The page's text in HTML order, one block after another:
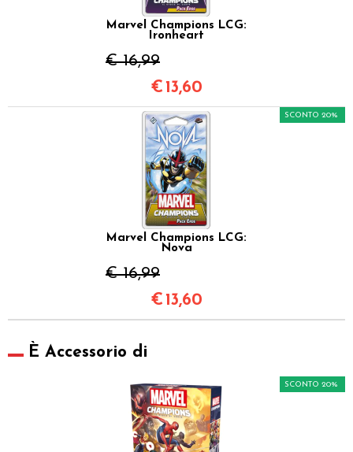
Marvel Champions LCG:
Ironheart
€ 16,99
€ 13,60
Marvel Champions LCG:
Nova
€ 16,99
SCONTO 20%
€ 13,60
È Accessorio di
SCONTO 20%